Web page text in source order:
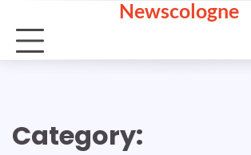
content
Newscologne
Category: